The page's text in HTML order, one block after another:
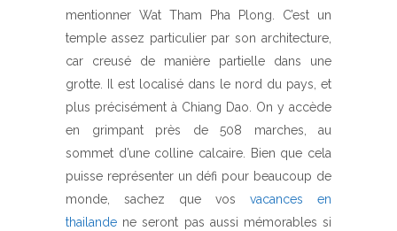
mentionner Wat Tham Pha Plong. C’est un
temple assez particulier par son architecture,
car creusé de manière partielle dans une
grotte. Il est localisé dans le nord du pays, et
plus précisément à Chiang Dao. On y accède
en grimpant près de 508 marches, au
sommet d’une colline calcaire. Bien que cela
puisse représenter un défi pour beaucoup de
monde, sachez que vos vacances en
thailande ne seront pas aussi mémorables si